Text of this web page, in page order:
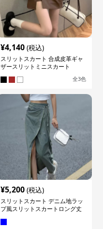
¥4,140 (税込)
スリットスカート 合成皮革ギャ
ザースリットミニスカート
全3色
¥5,200 (税込)
スリットスカート デニム地ラッ
プ風スリットスカートロング丈